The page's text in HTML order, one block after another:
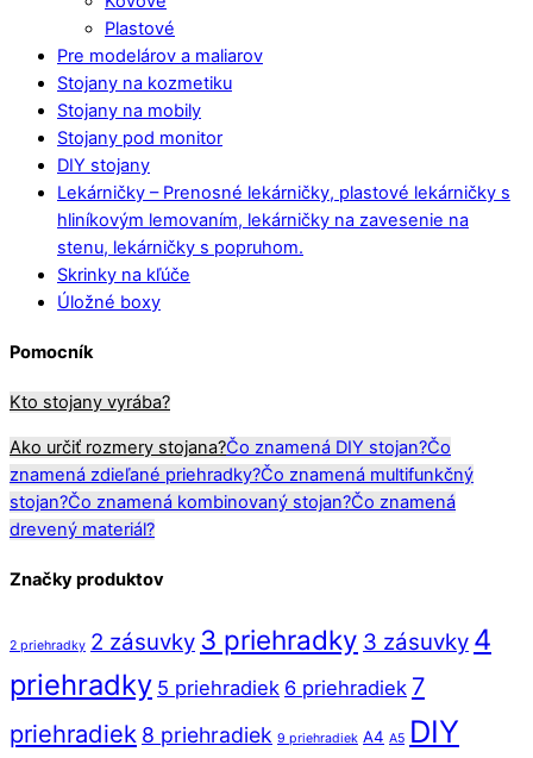
Plastové
Pre modelárov a maliarov
Stojany na kozmetiku
Stojany na mobily
Stojany pod monitor
DIY stojany
Lekárničky – Prenosné lekárničky, plastové lekárničky s
hliníkovým lemovaním, lekárničky na zavesenie na
stenu, lekárničky s popruhom.
Skrinky na kľúče
Úložné boxy
Pomocník
Kto stojany vyrába?
Ako určiť rozmery stojana?Čo znamená DIY stojan?Čo
znamená zdieľané priehradky?Čo znamená multifunkčný
stojan?Čo znamená kombinovaný stojan?Čo znamená
drevený materiál?
Značky produktov
2 priehradky 2 zásuvky 3 priehradky 3 zásuvky 4
priehradky 5 priehradiek 6 priehradiek 7
priehradiek 8 priehradiek 9 priehradiek A4 A5 DIY